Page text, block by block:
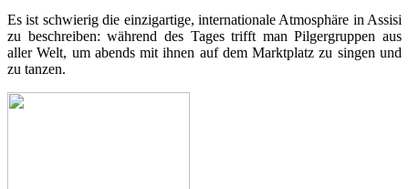
Es ist schwierig die einzigartige, internationale Atmosphäre in Assisi
zu beschreiben: während des Tages trifft man Pilgergruppen aus
aller Welt, um abends mit ihnen auf dem Marktplatz zu singen und
zu tanzen.